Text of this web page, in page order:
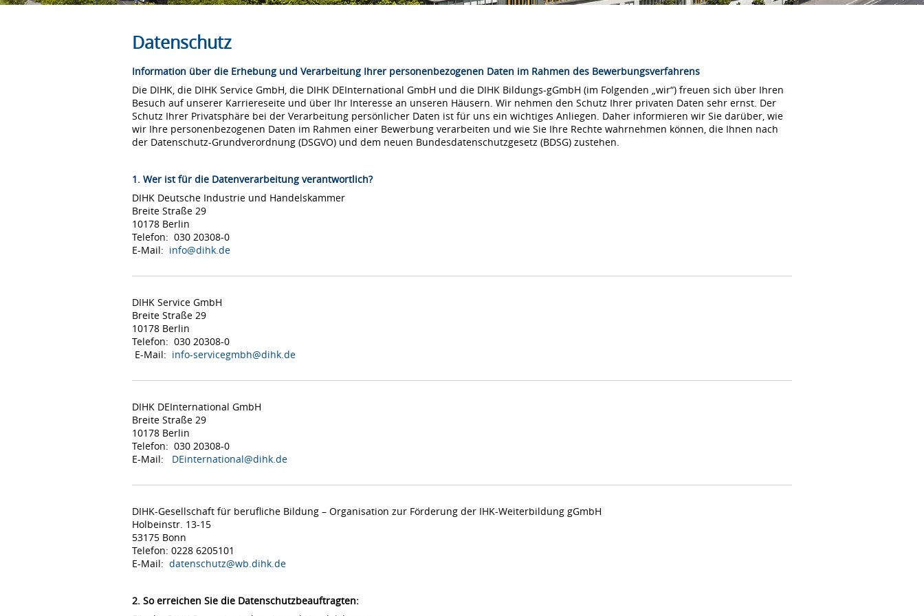
Datenschutz
Information über die Erhebung und Verarbeitung Ihrer personenbezogenen Daten im Rahmen des Bewerbungsverfahrens
Die DIHK, die DIHK Service GmbH, die DIHK DEInternational GmbH und die DIHK Bildungs-gGmbH (im Folgenden „wir“) freuen sich über Ihren
Besuch auf unserer Karriereseite und über Ihr Interesse an unseren Häusern. Wir nehmen den Schutz Ihrer privaten Daten sehr ernst. Der
Schutz Ihrer Privatsphäre bei der Verarbeitung persönlicher Daten ist für uns ein wichtiges Anliegen. Daher informieren wir Sie darüber, wie
wir Ihre personenbezogenen Daten im Rahmen einer Bewerbung verarbeiten und wie Sie Ihre Rechte wahrnehmen können, die Ihnen nach
der Datenschutz-Grundverordnung (DSGVO) und dem neuen Bundesdatenschutzgesetz (BDSG) zustehen.
1. Wer ist für die Datenverarbeitung verantwortlich?
DIHK Deutsche Industrie und Handelskammer
Breite Straße 29
10178 Berlin
Telefon: 030 20308-0
E-Mail: info@dihk.de
DIHK Service GmbH
Breite Straße 29
10178 Berlin
Telefon: 030 20308-0
E-Mail: info-servicegmbh@dihk.de
DIHK DEInternational GmbH
Breite Straße 29
10178 Berlin
Telefon: 030 20308-0
E-Mail: DEinternational@dihk.de
DIHK-Gesellschaft für berufliche Bildung – Organisation zur Förderung der IHK-Weiterbildung gGmbH
Holbeinstr. 13-15
53175 Bonn
Telefon: 0228 6205101
E-Mail: datenschutz@wb.dihk.de
2. So erreichen Sie die Datenschutzbeauftragten: